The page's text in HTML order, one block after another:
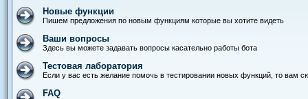
Новые функции
Пишем предложения по новым функциям которые вы хотите видеть
Ваши вопросы
Здесь вы можете задавать вопросы касательно работы бота
Тестовая лаборатория
Если у вас есть желание помочь в тестировании новых функций, то вам
FAQ